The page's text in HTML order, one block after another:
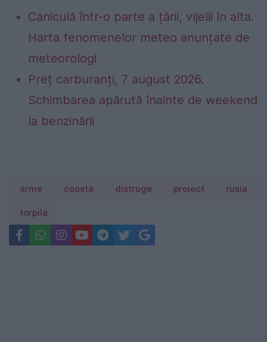
Caniculă într-o parte a țării, vijelii în alta.
Harta fenomenelor meteo anunțate de
meteorologi
Preț carburanți, 7 august 2026.
Schimbarea apărută înainte de weekend
la benzinării
arme coasta distruge proiect rusia
torpila